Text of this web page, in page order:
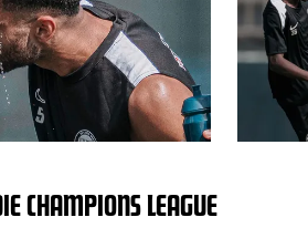
CHAMPIONS LEAGUE